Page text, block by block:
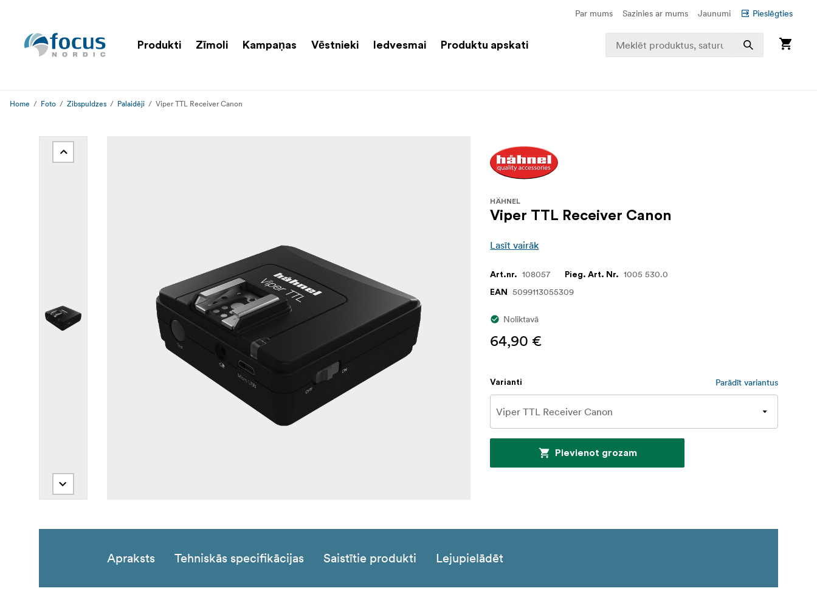
Par mums Sazinies ar mums Jaunumi Pieslēgties
Produkti Zīmoli Kampaņas Vēstnieki Iedvesmai Produktu apskati
Home Foto Zibspuldzes Palaidēji Viper TTL Receiver Canon
HÄHNEL
Viper TTL Receiver Canon
Lasīt vairāk
Art.nr. 108057 Pieg. Art. Nr. 1005 530.0
EAN 5099113055309
Noliktavā
64,90 €
Varianti Parādīt variantus
Pievienot grozam
Apraksts Tehniskās specifikācijas Saistītie produkti Lejupielādēt